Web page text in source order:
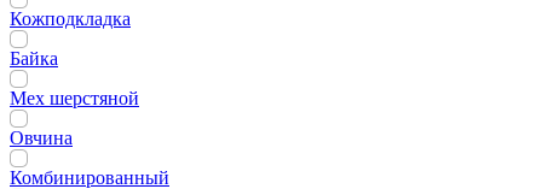
Кожподкладка
Байка
Мех шерстяной
Овчина
Комбинированный